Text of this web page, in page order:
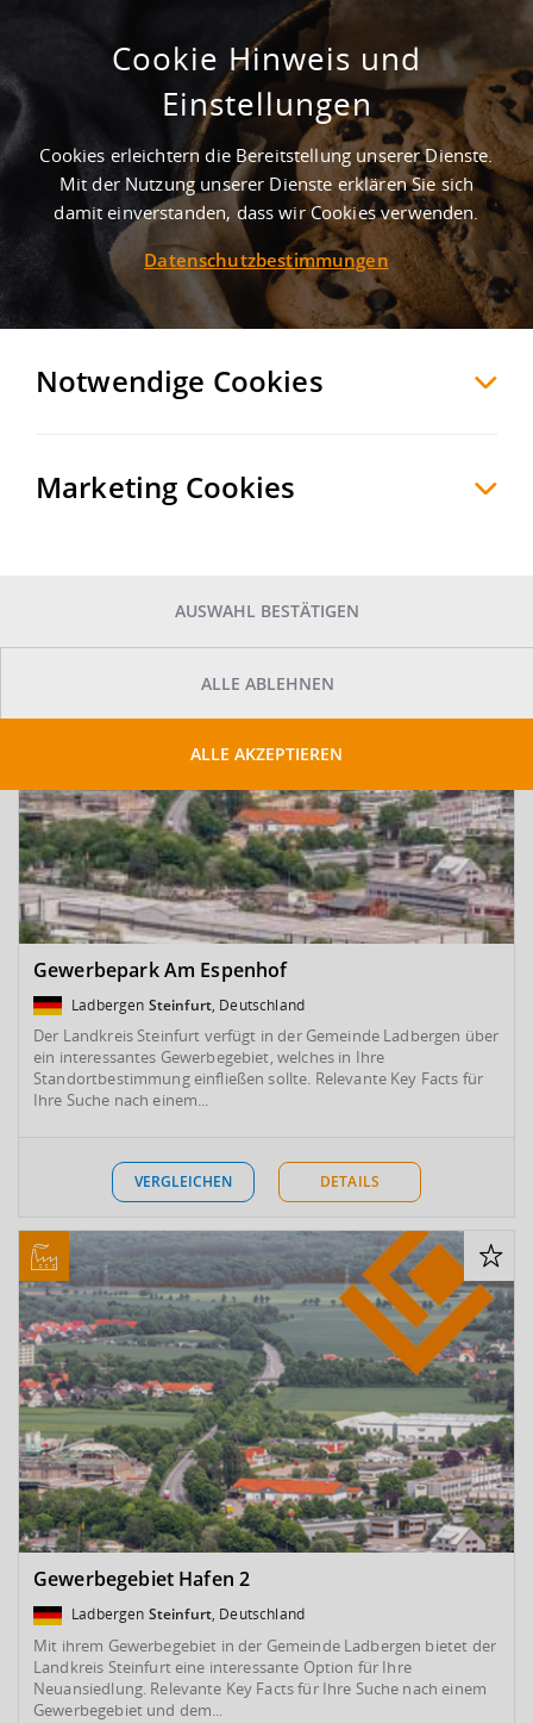
5 Treffer -Gewerbegebiete in Ladbergen
Ladbergen
Möchten Sie diese Suche als Suchauftrag
Objekte informiert werden?
Gewerbepark Am Espenhof
Ladbergen Steinfurt, Deutschland
Der Landkreis Steinfurt verfügt in der Gemeinde Ladbergen über
ein interessantes Gewerbegebiet, welches in Ihre
Standortbestimmung einfließen sollte. Relevante Key Facts für
Ihre Suche nach einem...
VERGLEICHEN DETAILS
Gewerbegebiet Hafen 2
Ladbergen Steinfurt, Deutschland
Mit ihrem Gewerbegebiet in der Gemeinde Ladbergen bietet der
Landkreis Steinfurt eine interessante Option für Ihre
Neuansiedlung. Relevante Key Facts für Ihre Suche nach einem
Gewerbegebiet und dem...
Cookie Hinweis und
Einstellungen
Cookies erleichtern die Bereitstellung unserer Dienste.
Mit der Nutzung unserer Dienste erklären Sie sich
damit einverstanden, dass wir Cookies verwenden.
Datenschutzbestimmungen
Notwendige Cookies
Marketing Cookies
AUSWAHL BESTÄTIGEN
ALLE ABLEHNEN
ALLE AKZEPTIEREN